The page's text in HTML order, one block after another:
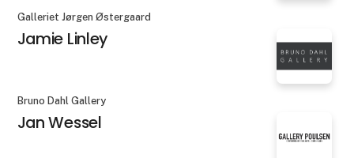
Galleriet Jørgen Østergaard
Jamie Linley
Bruno Dahl Gallery
Jan Wessel